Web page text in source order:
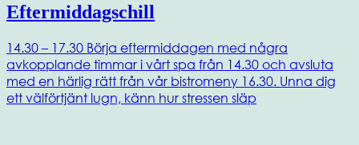
Eftermiddagschill
14.30 – 17.30 Börja eftermiddagen med några
avkopplande timmar i vårt spa från 14.30 och avsluta
med en härlig rätt från vår bistromeny 16.30. Unna dig
ett välförtjänt lugn, känn hur stressen släp